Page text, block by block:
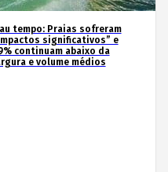
tempo: Praias sofreram
significativos” e
continuam abaixo da
e volume médios